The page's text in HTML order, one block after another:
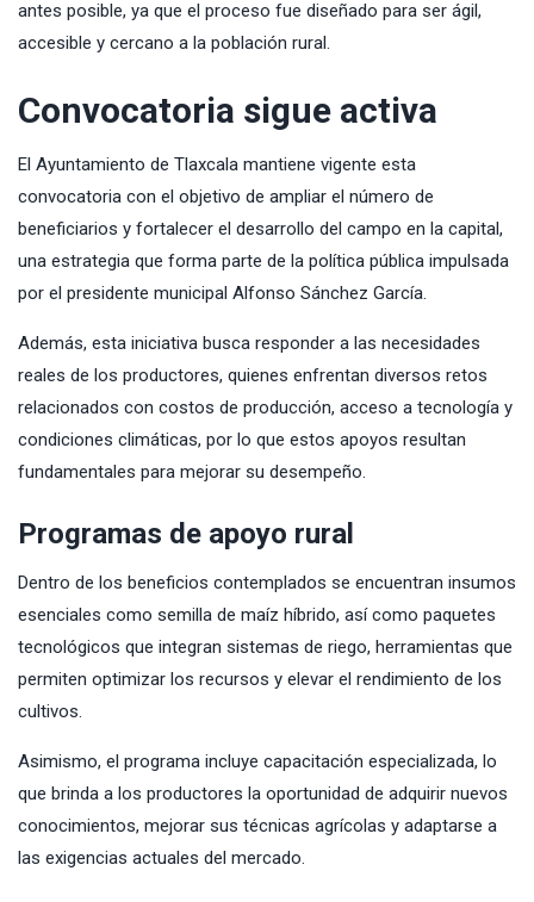
antes posible, ya que el proceso fue diseñado para ser ágil,
accesible y cercano a la población rural.
Convocatoria sigue activa
El Ayuntamiento de Tlaxcala mantiene vigente esta
convocatoria con el objetivo de ampliar el número de
beneficiarios y fortalecer el desarrollo del campo en la capital,
una estrategia que forma parte de la política pública impulsada
por el presidente municipal Alfonso Sánchez García.
Además, esta iniciativa busca responder a las necesidades
reales de los productores, quienes enfrentan diversos retos
relacionados con costos de producción, acceso a tecnología y
condiciones climáticas, por lo que estos apoyos resultan
fundamentales para mejorar su desempeño.
Programas de apoyo rural
Dentro de los beneficios contemplados se encuentran insumos
esenciales como semilla de maíz híbrido, así como paquetes
tecnológicos que integran sistemas de riego, herramientas que
permiten optimizar los recursos y elevar el rendimiento de los
cultivos.
Asimismo, el programa incluye capacitación especializada, lo
que brinda a los productores la oportunidad de adquirir nuevos
conocimientos, mejorar sus técnicas agrícolas y adaptarse a
las exigencias actuales del mercado.